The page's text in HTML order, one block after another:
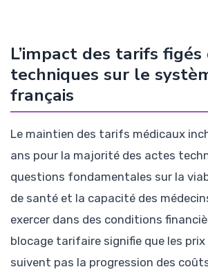
L’impact des tarifs
techniques sur le
français
Le maintien des tarifs médicaux
ans pour la majorité des actes
questions fondamentales sur la
de santé et la capacité des
exercer dans des conditions
blocage tarifaire signifie que les
suivent pas la progression des